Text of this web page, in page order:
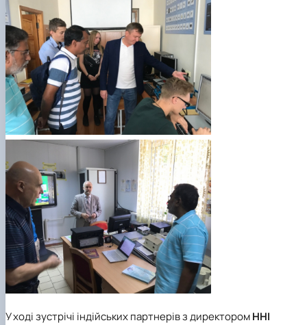
У ході зустрічі індійських партнерів з директоромННІ